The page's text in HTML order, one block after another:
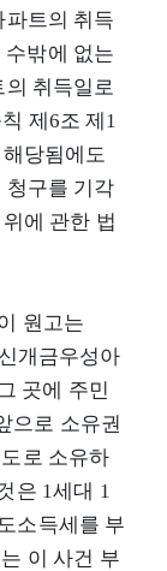
트의 취득
수밖에 없는
취득일로
제6조 제1
당됨에도
청구를 기각
에 관한 법
원고는
개금우성아
곳에 주민
으로 소유권
로 소유하
은 1세대 1
소득세를 부
이 사건 부